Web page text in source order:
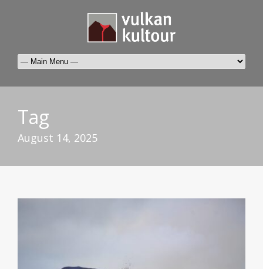
Tag
August 14, 2025